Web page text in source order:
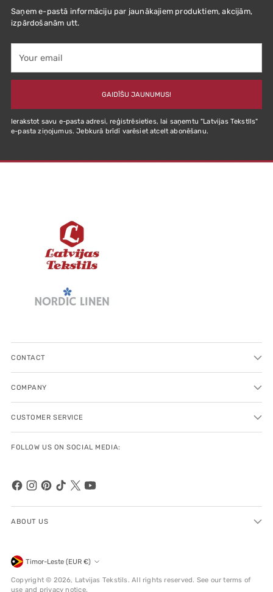
Saņem e-pastā informāciju par jaunākajiem produktiem, akcijām,
izpārdošanām utt.
email
GAIDĪŠU JAUNUMUS!
Ierakstot savu e-pasta adresi, reģistrēsieties, lai saņemtu "Latvijas Tekstlls"
e-pasta ziņojumus. Jebkurā brīdī varēsiet atcelt abonēšanu.
CONTACT
COMPANY
CUSTOMER SERVICE
FOLLOW US ON SOCIAL MEDIA:
ABOUT US
Currency Timor-Leste (EUR €)
Copyright © 2026, Latvijas Tekstils. All rights reserved. See our terms of
use and privacy notice.